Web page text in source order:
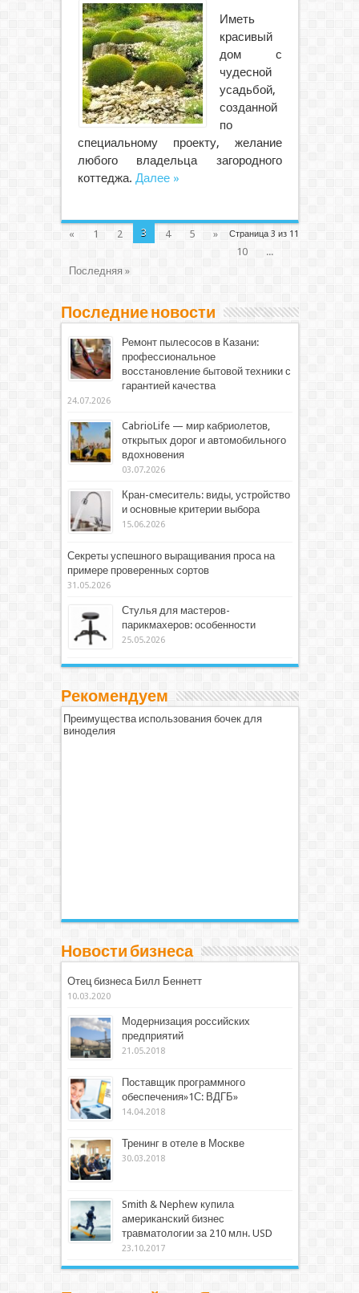
Иметь
красивый
дом с
чудесной
усадьбой,
созданной
по
специальному проекту, желание
любого владельца загородного
коттеджа. Далее »
Страница 3 из 11
« 1 2 3 4 5
»
10
...
Последняя »
Последние новости
Ремонт пылесосов в Казани:
профессиональное
восстановление бытовой техники с
гарантией качества
24.07.2026
CabrioLife — мир кабриолетов,
открытых дорог и автомобильного
вдохновения
03.07.2026
Кран-смеситель: виды, устройство
и основные критерии выбора
15.06.2026
Секреты успешного выращивания проса на
примере проверенных сортов
31.05.2026
Стулья для мастеров-
парикмахеров: особенности
25.05.2026
Рекомендуем
Преимущества использования бочек для
виноделия
Новости бизнеса
Отец бизнеса Билл Беннетт
10.03.2020
Модернизация российских
предприятий
21.05.2018
Поставщик программного
обеспечения»1С: ВДГБ»
14.04.2018
Тренинг в отеле в Москве
30.03.2018
Smith & Nephew купила
американский бизнес
травматологии за 210 млн. USD
23.10.2017